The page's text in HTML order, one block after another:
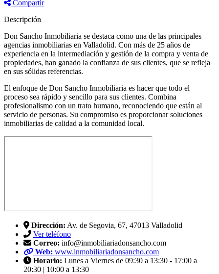
Compartir
Descripción
Don Sancho Inmobiliaria se destaca como una de las principales
agencias inmobiliarias en Valladolid. Con más de 25 años de
experiencia en la intermediación y gestión de la compra y venta de
propiedades, han ganado la confianza de sus clientes, que se refleja
en sus sólidas referencias.
El enfoque de Don Sancho Inmobiliaria es hacer que todo el
proceso sea rápido y sencillo para sus clientes. Combina
profesionalismo con un trato humano, reconociendo que están al
servicio de personas. Su compromiso es proporcionar soluciones
inmobiliarias de calidad a la comunidad local.
Dirección: Av. de Segovia, 67, 47013 Valladolid
Ver teléfono
Correo: info@inmobiliariadonsancho.com
Web: www.inmobiliariadonsancho.com
Horario: Lunes a Viernes de 09:30 a 13:30 - 17:00 a
20:30 | 10:00 a 13:30